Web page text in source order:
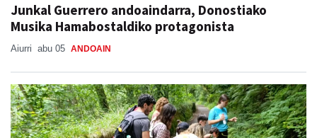
Junkal Guerrero andoaindarra, Donostiako
Musika Hamabostaldiko protagonista
Aiurri abu 05 ANDOAIN